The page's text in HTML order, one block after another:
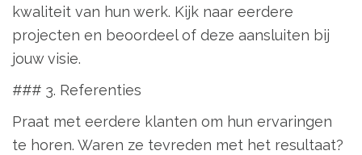
kwaliteit van hun werk. Kijk naar eerdere
projecten en beoordeel of deze aansluiten bij
jouw visie.
### 3. Referenties
Praat met eerdere klanten om hun ervaringen
te horen. Waren ze tevreden met het resultaat?